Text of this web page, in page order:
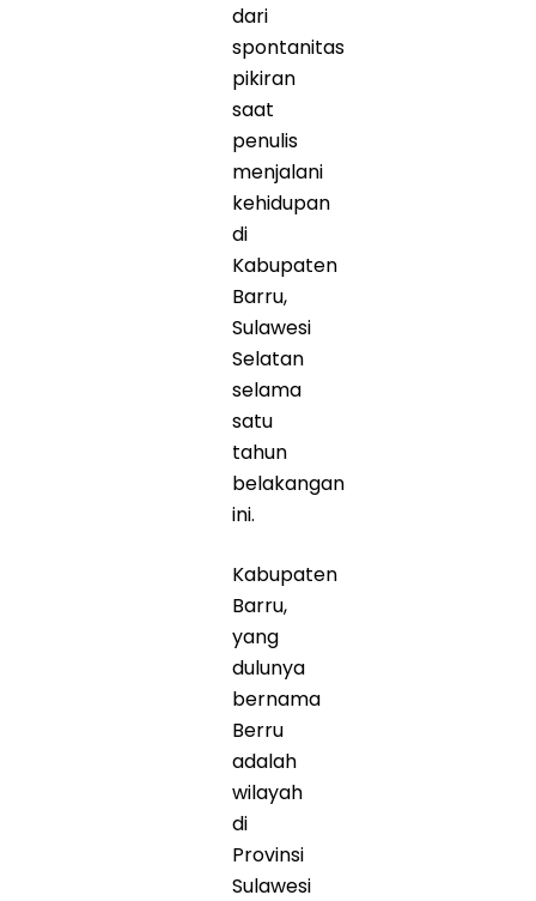
dari
spontanitas
pikiran
saat
penulis
menjalani
kehidupan
di
Kabupaten
Barru,
Sulawesi
Selatan
selama
satu
tahun
belakangan
ini.
Kabupaten
Barru,
yang
dulunya
bernama
Berru
adalah
wilayah
di
Provinsi
Sulawesi